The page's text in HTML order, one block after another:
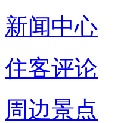
新闻中心
住客评论
周边景点